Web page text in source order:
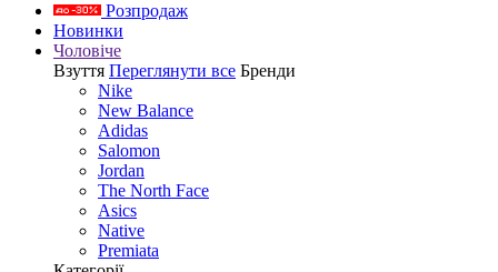
Розпродаж
Новинки
Чоловіче
Взуття Переглянути все Бренди
Nike
New Balance
Adidas
Salomon
Jordan
The North Face
Asics
Native
Premiata